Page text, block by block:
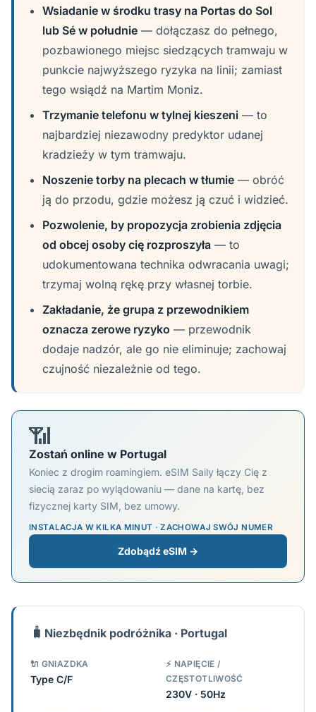
Wsiadanie w środku trasy na Portas do Sol
lub Sé w południe — dołączasz do pełnego,
pozbawionego miejsc siedzących tramwaju w
punkcie najwyższego ryzyka na linii; zamiast
tego wsiądź na Martim Moniz.
Trzymanie telefonu w tylnej kieszeni — to
najbardziej niezawodny predyktor udanej
kradzieży w tym tramwaju.
Noszenie torby na plecach w tłumie — obróć
ją do przodu, gdzie możesz ją czuć i widzieć.
Pozwolenie, by propozycja zrobienia zdjęcia
od obcej osoby cię rozproszyła — to
udokumentowana technika odwracania uwagi;
trzymaj wolną rękę przy własnej torbie.
Zakładanie, że grupa z przewodnikiem
oznacza zerowe ryzyko — przewodnik
dodaje nadzór, ale go nie eliminuje; zachowaj
czujność niezależnie od tego.
📶
Zostań online w Portugal
Koniec z drogim roamingiem. eSIM Saily łączy Cię z
siecią zaraz po wylądowaniu — dane na kartę, bez
fizycznej karty SIM, bez umowy.
INSTALACJA W KILKA MINUT · ZACHOWAJ SWÓJ NUMER
Zdobądź eSIM →
🧳 Niezbędnik podróżnika · Portugal
🔌 GNIAZDKA
Type C/F
⚡ NAPIĘCIE /
CZĘSTOTLIWOŚĆ
230V · 50Hz